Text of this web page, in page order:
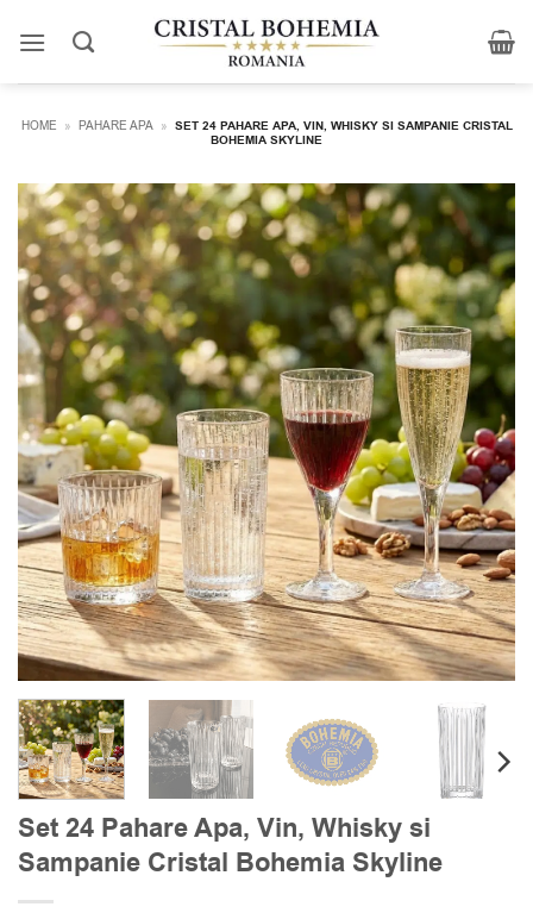
HOME » PAHARE APA » SET 24 PAHARE APA, VIN, WHISKY SI SAMPANIE CRISTAL
BOHEMIA SKYLINE
Set 24 Pahare Apa, Vin, Whisky si
Sampanie Cristal Bohemia Skyline